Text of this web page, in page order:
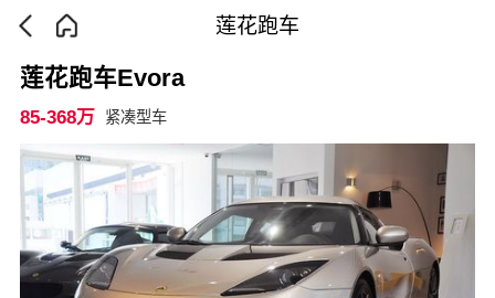
莲花跑车
莲花跑车Evora
85-368万 紧凑型车